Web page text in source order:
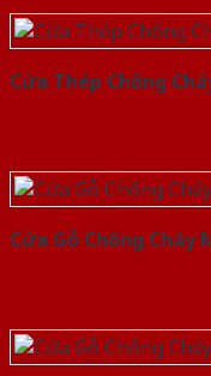
Cửa Thép Chống
Cửa Gỗ Chống Cháy